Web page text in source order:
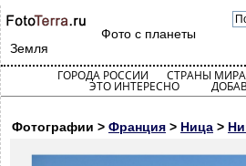
Фото с планеты
Земля
ГОРОДА РОССИИ СТРАНЫ МИРА
ЭТО ИНТЕРЕСНО
Фотографии > Франция > Ница >